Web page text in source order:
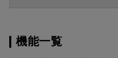
機能一覧